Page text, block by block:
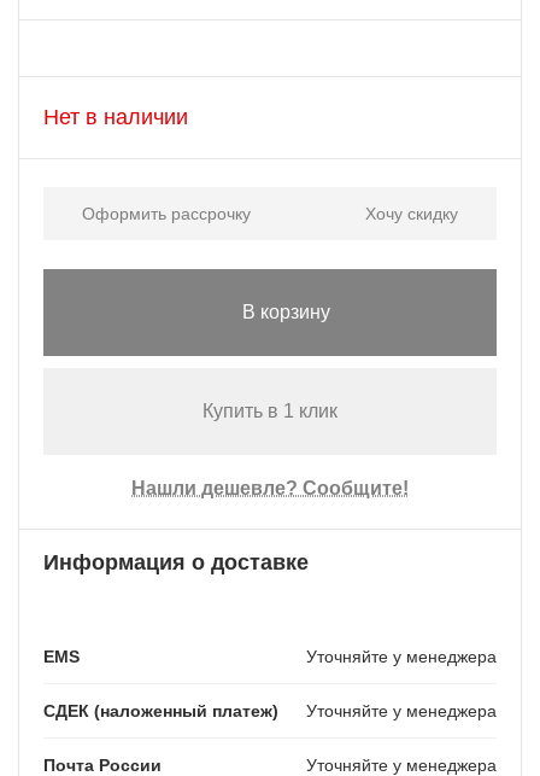
Нет в наличии
Оформить рассрочку Хочу скидку
В корзину
Купить в 1 клик
Нашли дешевле? Сообщите!
Информация о доставке
EMS Уточняйте у менеджера
СДЕК (наложенный платеж) Уточняйте у менеджера
Почта России Уточняйте у менеджера